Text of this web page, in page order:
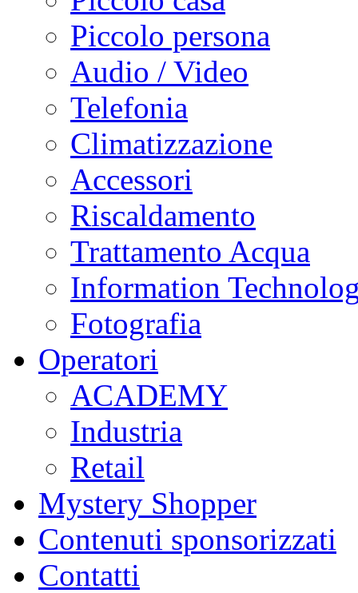
Piccolo persona
Audio / Video
Telefonia
Climatizzazione
Accessori
Riscaldamento
Trattamento Acqua
Information
Fotografia
Operatori
ACADEMY
Industria
Retail
Mystery Shopper
Contenuti sponsorizzati
Contatti